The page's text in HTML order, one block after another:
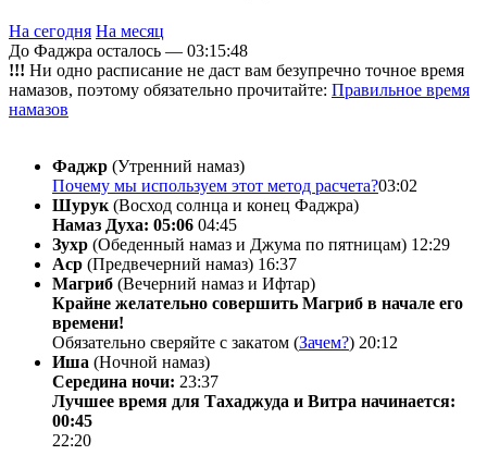
На сегодня На месяц
До Фаджра осталось — 03:15:48
!!! Ни одно расписание не даст вам безупречно точное время
намазов, поэтому обязательно прочитайте: Правильное время
намазов
Фаджр (Утренний намаз)
Почему мы используем этот метод расчета?03:02
Шурук (Восход солнца и конец Фаджра)
Намаз Духа: 05:06 04:45
Зухр (Обеденный намаз и Джума по пятницам) 12:29
Аср (Предвечерний намаз) 16:37
Магриб (Вечерний намаз и Ифтар)
Крайне желательно совершить Магриб в начале его
времени!
Обязательно сверяйте с закатом (Зачем?) 20:12
Иша (Ночной намаз)
Середина ночи: 23:37
Лучшее время для Тахаджуда и Витра начинается:
00:45
22:20